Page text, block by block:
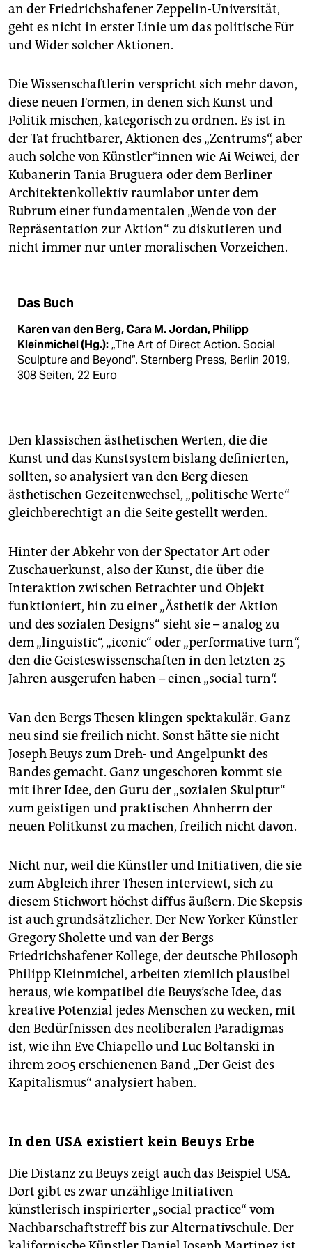
an der Friedrichshafener Zeppelin-Universität,
geht es nicht in erster Linie um das politische Für
und Wider solcher Aktionen.
Die Wissenschaftlerin verspricht sich mehr davon,
diese neuen Formen, in denen sich Kunst und
Politik mischen, kategorisch zu ordnen. Es ist in
der Tat fruchtbarer, Aktionen des „Zentrums“, aber
auch solche von Künstler*innen wie Ai Weiwei, der
Kubanerin Tania Bruguera oder dem Berliner
Architektenkollektiv raumlabor unter dem
Rubrum einer fundamentalen „Wende von der
Repräsentation zur Aktion“ zu diskutieren und
nicht immer nur unter moralischen Vorzeichen.
Das Buch
Karen van den Berg, Cara M. Jordan, Philipp
Kleinmichel (Hg.):„The Art of Direct Action. Social
Sculpture and Beyond“. Sternberg Press, Berlin 2019,
308 Seiten, 22 Euro
Den klassischen ästhetischen Werten, die die
Kunst und das Kunstsystem bislang definierten,
sollten, so analysiert van den Berg diesen
ästhetischen Gezeitenwechsel, „politische Werte“
gleichberechtigt an die Seite gestellt werden.
Hinter der Abkehr von der Spectator Art oder
Zuschauerkunst, also der Kunst, die über die
Interaktion zwischen Betrachter und Objekt
funktioniert, hin zu einer „Ästhetik der Aktion
und des sozialen Designs“ sieht sie – analog zu
dem „linguistic“, „iconic“ oder „performative turn“,
den die Geisteswissenschaften in den letzten 25
Jahren ausgerufen haben – einen „social turn“.
Van den Bergs Thesen klingen spektakulär. Ganz
neu sind sie freilich nicht. Sonst hätte sie nicht
Joseph Beuys zum Dreh- und Angelpunkt des
Bandes gemacht. Ganz ungeschoren kommt sie
mit ihrer Idee, den Guru der „sozialen Skulptur“
zum geistigen und praktischen Ahnherrn der
neuen Politkunst zu machen, freilich nicht davon.
Nicht nur, weil die Künstler und Initiativen, die sie
zum Abgleich ihrer Thesen interviewt, sich zu
diesem Stichwort höchst diffus äußern. Die Skepsis
ist auch grundsätzlicher. Der New Yorker Künstler
Gregory Sholette und van der Bergs
Friedrichshafener Kollege, der deutsche Philosoph
Philipp Kleinmichel, arbeiten ziemlich plausibel
heraus, wie kompatibel die Beuys’sche Idee, das
kreative Potenzial jedes Menschen zu wecken, mit
den Bedürfnissen des neoliberalen Paradigmas
ist, wie ihn Eve Chiapello und Luc Boltanski in
ihrem 2005 erschienenen Band „Der Geist des
Kapitalismus“ analysiert haben.
In den USA existiert kein Beuys Erbe
Die Distanz zu Beuys zeigt auch das Beispiel USA.
Dort gibt es zwar unzählige Initiativen
künstlerisch inspirierter „social practice“ vom
Nachbarschaftstreff bis zur Alternativschule. Der